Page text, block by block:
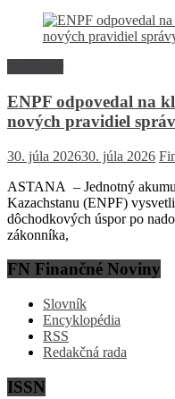
ENPF odpovedal na
nových pravidiel
30. júla 202630. júla 2026
ASTANA – Jednotný
Kazachstanu (ENPF)
dôchodkových úspor po
zákonníka,
FN Finančné Noviny
Slovník
Encyklopédia
RSS
Redakčná rada
ISSN